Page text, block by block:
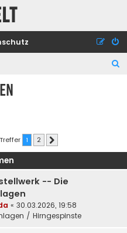
1 2
-- Die
« 30.03.2026, 19:58
/ Hirngespinste